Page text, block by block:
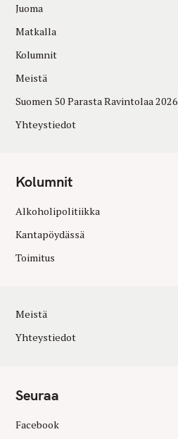
Juoma
Matkalla
Kolumnit
Meistä
Suomen 50 Parasta Ravintolaa 2026
Yhteystiedot
Kolumnit
Alkoholipolitiikka
Kantapöydässä
Toimitus
Meistä
Yhteystiedot
Seuraa
Facebook